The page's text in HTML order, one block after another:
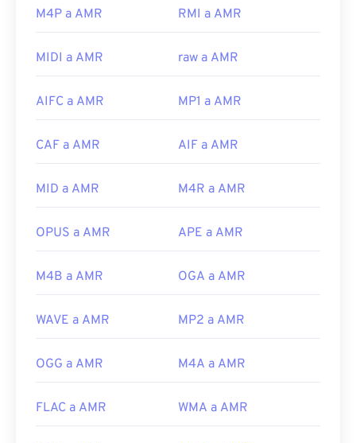
mensajes MMS, la mayoría de los dispositivos
conVLC Media Player QuickTime,RealPlayer
Otros programas, como el programa gratuito de
AMR. Descarga Audacity fácilmente en
están muy comprimidos y se centran en señales de
Tercera Generación (3GPP)
Enlaces útiles:
Rate_audio_codec
M4P a AMR RMI a AMR
MIDI a AMR raw a AMR
AIFC a AMR MP1 a AMR
CAF a AMR AIF a AMR
MID a AMR M4R a AMR
OPUS a AMR APE a AMR
M4B a AMR OGA a AMR
WAVE a AMR MP2 a AMR
OGG a AMR M4A a AMR
FLAC a AMR WMA a AMR